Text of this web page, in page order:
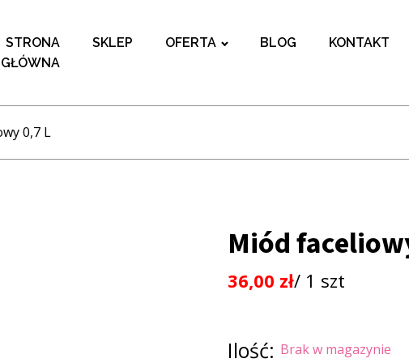
STRONA
GŁÓWNA
SKLEP OFERTA BLOG KONTAKT
0,7 L
Miód
36,00 zł/ 1 szt
Ilość: Brak w magazynie